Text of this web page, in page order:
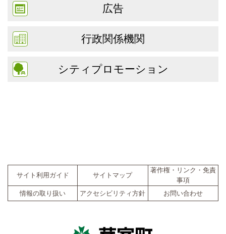
広告
行政関係機関
シティプロモーション
サイト利用ガイド サイトマップ
著作権・リンク・免責
事項
情報の取り扱い
アクセシビリティ方針 お問い合わせ